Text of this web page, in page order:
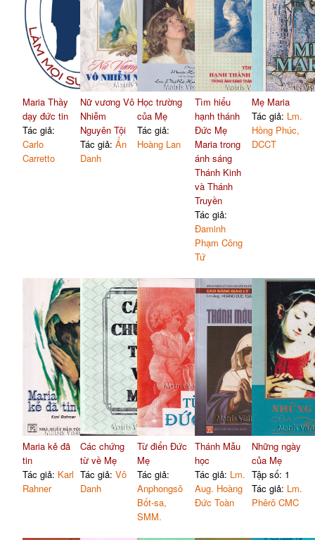
Maria Thầy
dạy đức tin
Tác giả:
Carlo
Carretto
Nữ vương Vô
Nhiễm
Nguyên Tội
Tác giả: Ẩn
Danh
Học trường
của Mẹ
Tác giả:
Hoàng Lan
Tìm hiểu
hạnh thánh
Đức Mẹ
Maria trong
ánh sáng
Thánh Kinh
và Thánh
Truyền
Tác giả:
Đaminh
Phạm Công
Tứ
Mẹ Maria
Tác giả: Lm.
Hồng Phúc,
DCCT
Maria kẻ đã
tin
Tác giả: Karl
Rahner
Các chứng
từ về Mẹ
Tác giả: Vô
Danh
Từ điển Đức
Mẹ
Tác giả:
Anphongsô
Bốt-sa,
SMM.
Thánh Mẫu
học
Tác giả: Lm.
Aug. Hoàng
Đức Toàn
Những ngày
của Mẹ
Tập số: 1
Tác giả: Lm.
Phêrô CMC